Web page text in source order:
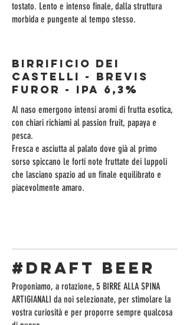
tostato. Lento e intenso finale, dalla struttura
morbida e pungente al tempo stesso.
BIRRIFICIO DEI
CASTELLI - BREVIS
FUROR - Ipa 6,3%
Al naso emergono intensi aromi di frutta esotica,
con chiari richiami al passion fruit, papaya e
pesca.
Fresca e asciutta al palato dove già al primo
sorso spiccano le forti note fruttate dei luppoli
che lasciano spazio ad un finale equilibrato e
piacevolmente amaro.
#DRAFT BEER
Proponiamo, a rotazione, 5 BIRRE ALLA SPINA
ARTIGIANALI da noi selezionate, per stimolare la
vostra curiosità e per proporre sempre qualcosa